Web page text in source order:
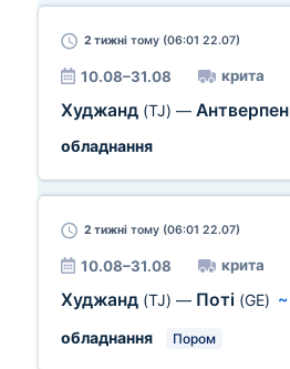
2 тижні тому (06:01 22.07)
10.08–31.08 крита
Худжанд (TJ) — Антверпен
обладнання
2 тижні тому (06:01 22.07)
10.08–31.08 крита
Худжанд (TJ) — Поті (GE) ~
обладнання
Пором